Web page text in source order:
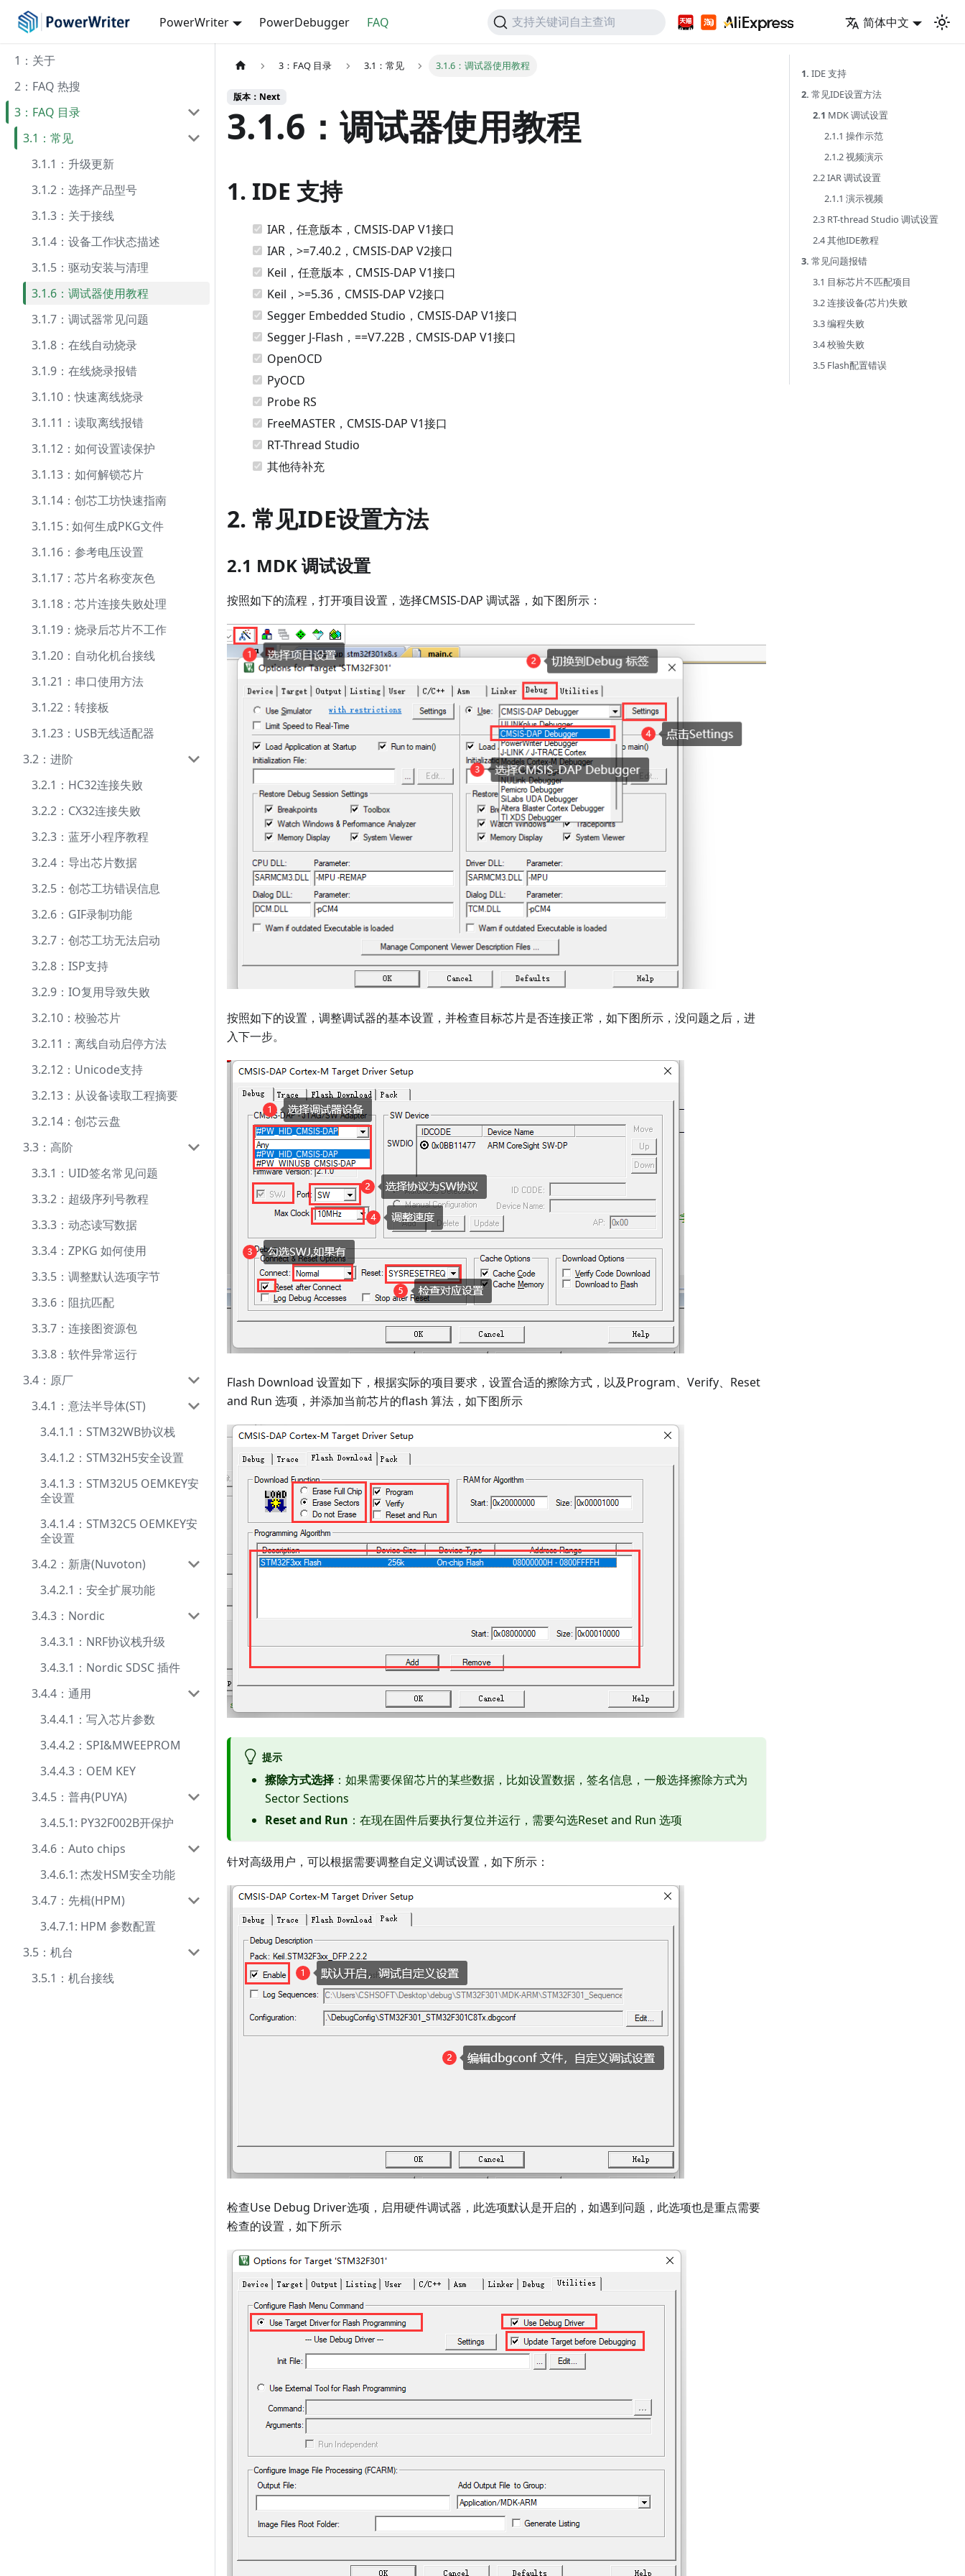
PowerWriter PowerDebugger FAQ 支持关键词自主查询 简体中文
1：关于
2：FAQ 热搜
3：FAQ 目录
3.1：常见
3.1.1：升级更新
3.1.2：选择产品型号
3.1.3：关于接线
3.1.4：设备工作状态描述
3.1.5：驱动安装与清理
3.1.6：调试器使用教程
3.1.7：调试器常见问题
3.1.8：在线自动烧录
3.1.9：在线烧录报错
3.1.10：快速离线烧录
3.1.11：读取离线报错
3.1.12：如何设置读保护
3.1.13：如何解锁芯片
3.1.14：创芯工坊快速指南
3.1.15 : 如何生成PKG文件
3.1.16：参考电压设置
3.1.17：芯片名称变灰色
3.1.18：芯片连接失败处理
3.1.19：烧录后芯片不工作
3.1.20：自动化机台接线
3.1.21：串口使用方法
3.1.22：转接板
3.1.23：USB无线适配器
3.2：进阶
3.2.1：HC32连接失败
3.2.2：CX32连接失败
3.2.3：蓝牙小程序教程
3.2.4：导出芯片数据
3.2.5：创芯工坊错误信息
3.2.6：GIF录制功能
3.2.7：创芯工坊无法启动
3.2.8：ISP支持
3.2.9：IO复用导致失败
3.2.10：校验芯片
3.2.11：离线自动启停方法
3.2.12：Unicode支持
3.2.13：从设备读取工程摘要
3.2.14：创芯云盘
3.3：高阶
3.3.1：UID签名常见问题
3.3.2：超级序列号教程
3.3.3：动态读写数据
3.3.4：ZPKG 如何使用
3.3.5：调整默认选项字节
3.3.6：阻抗匹配
3.3.7：连接图资源包
3.3.8：软件异常运行
3.4：原厂
3.4.1：意法半导体(ST)
3.4.1.1：STM32WB协议栈
3.4.1.2：STM32H5安全设置
3.4.1.3：STM32U5 OEMKEY安
全设置
3.4.1.4：STM32C5 OEMKEY安
全设置
3.4.2：新唐(Nuvoton)
3.4.2.1：安全扩展功能
3.4.3：Nordic
3.4.3.1：NRF协议栈升级
3.4.3.1：Nordic SDSC 插件
3.4.4：通用
3.4.4.1：写入芯片参数
3.4.4.2：SPI&MWEEPROM
3.4.4.3：OEM KEY
3.4.5：普冉(PUYA)
3.4.5.1: PY32F002B开保护
3.4.6：Auto chips
3.4.6.1: 杰发HSM安全功能
3.4.7：先楫(HPM)
3.4.7.1: HPM 参数配置
3.5：机台
3.5.1：机台接线
3：FAQ 目录 3.1：常见 3.1.6：调试器使用教程
版本：Next
3.1.6：调试器使用教程
1. IDE 支持
IAR，任意版本，CMSIS-DAP V1接口
IAR，>=7.40.2，CMSIS-DAP V2接口
Keil，任意版本，CMSIS-DAP V1接口
Keil，>=5.36，CMSIS-DAP V2接口
Segger Embedded Studio，CMSIS-DAP V1接口
Segger J-Flash，==V7.22B，CMSIS-DAP V1接口
OpenOCD
PyOCD
Probe RS
FreeMASTER，CMSIS-DAP V1接口
RT-Thread Studio
其他待补充
2. 常见IDE设置方法
2.1 MDK 调试设置
按照如下的流程，打开项目设置，选择CMSIS-DAP 调试器，如下图所示：
按照如下的设置，调整调试器的基本设置，并检查目标芯片是否连接正常，如下图所示，没问题之后，进
入下一步。
Flash Download 设置如下，根据实际的项目要求，设置合适的擦除方式，以及Program、Verify、Reset
and Run 选项，并添加当前芯片的flash 算法，如下图所示
提示
擦除方式选择 ：如果需要保留芯片的某些数据，比如设置数据，签名信息，一般选择擦除方式为
Sector Sections
Reset and Run ：在现在固件后要执行复位并运行，需要勾选Reset and Run 选项
针对高级用户，可以根据需要调整自定义调试设置，如下所示：
检查Use Debug Driver选项，启用硬件调试器，此选项默认是开启的，如遇到问题，此选项也是重点需要
检查的设置，如下所示
1. IDE 支持
2. 常见IDE设置方法
2.1 MDK 调试设置
2.1.1 操作示范
2.1.2 视频演示
2.2 IAR 调试设置
2.1.1 演示视频
2.3 RT-thread Studio 调试设置
2.4 其他IDE教程
3. 常见问题报错
3.1 目标芯片不匹配项目
3.2 连接设备(芯片)失败
3.3 编程失败
3.4 校验失败
3.5 Flash配置错误